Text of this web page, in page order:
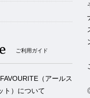
ご利用ガイド
FAVOURITE（アールス
ト）について